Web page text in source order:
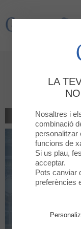
Gran Via 2
Free
TORNAR AL
LA
Nosaltres i
combinació
personalitzar
funcions de
Si us plau,
acceptar.
Pots canviar
preferències